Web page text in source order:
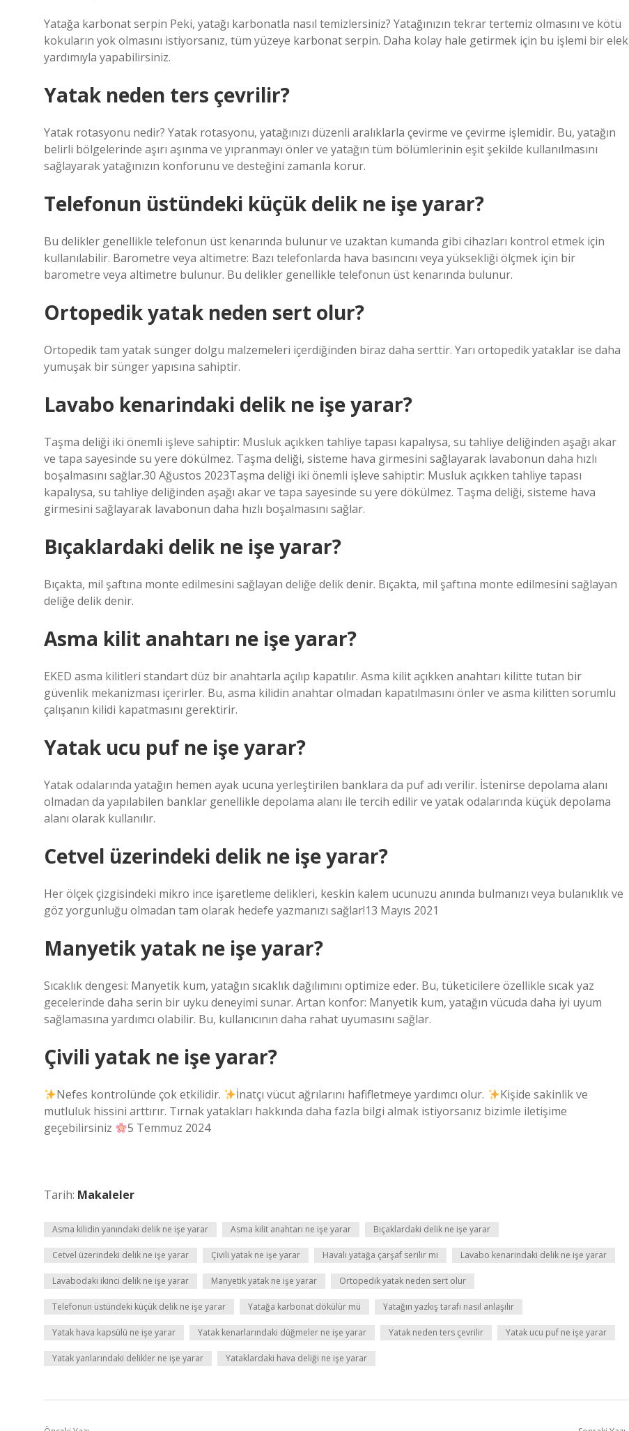
Yatağa karbonat serpin Peki, yatağı karbonatla nasıl temizlersiniz? Yatağınızın tekrar tertemiz olmasını ve kötü
kokuların yok olmasını istiyorsanız, tüm yüzeye karbonat serpin. Daha kolay hale getirmek için bu işlemi bir elek
yardımıyla yapabilirsiniz.
Yatak neden ters çevrilir?
Yatak rotasyonu nedir? Yatak rotasyonu, yatağınızı düzenli aralıklarla çevirme ve çevirme işlemidir. Bu, yatağın
belirli bölgelerinde aşırı aşınma ve yıpranmayı önler ve yatağın tüm bölümlerinin eşit şekilde kullanılmasını
sağlayarak yatağınızın konforunu ve desteğini zamanla korur.
Telefonun üstündeki küçük delik ne işe yarar?
Bu delikler genellikle telefonun üst kenarında bulunur ve uzaktan kumanda gibi cihazları kontrol etmek için
kullanılabilir. Barometre veya altimetre: Bazı telefonlarda hava basıncını veya yüksekliği ölçmek için bir
barometre veya altimetre bulunur. Bu delikler genellikle telefonun üst kenarında bulunur.
Ortopedik yatak neden sert olur?
Ortopedik tam yatak sünger dolgu malzemeleri içerdiğinden biraz daha serttir. Yarı ortopedik yataklar ise daha
yumuşak bir sünger yapısına sahiptir.
Lavabo kenarindaki delik ne işe yarar?
Taşma deliği iki önemli işleve sahiptir: Musluk açıkken tahliye tapası kapalıysa, su tahliye deliğinden aşağı akar
ve tapa sayesinde su yere dökülmez. Taşma deliği, sisteme hava girmesini sağlayarak lavabonun daha hızlı
boşalmasını sağlar.30 Ağustos 2023Taşma deliği iki önemli işleve sahiptir: Musluk açıkken tahliye tapası
kapalıysa, su tahliye deliğinden aşağı akar ve tapa sayesinde su yere dökülmez. Taşma deliği, sisteme hava
girmesini sağlayarak lavabonun daha hızlı boşalmasını sağlar.
Bıçaklardaki delik ne işe yarar?
Bıçakta, mil şaftına monte edilmesini sağlayan deliğe delik denir. Bıçakta, mil şaftına monte edilmesini sağlayan
deliğe delik denir.
Asma kilit anahtarı ne işe yarar?
EKED asma kilitleri standart düz bir anahtarla açılıp kapatılır. Asma kilit açıkken anahtarı kilitte tutan bir
güvenlik mekanizması içerirler. Bu, asma kilidin anahtar olmadan kapatılmasını önler ve asma kilitten sorumlu
çalışanın kilidi kapatmasını gerektirir.
Yatak ucu puf ne işe yarar?
Yatak odalarında yatağın hemen ayak ucuna yerleştirilen banklara da puf adı verilir. İstenirse depolama alanı
olmadan da yapılabilen banklar genellikle depolama alanı ile tercih edilir ve yatak odalarında küçük depolama
alanı olarak kullanılır.
Cetvel üzerindeki delik ne işe yarar?
Her ölçek çizgisindeki mikro ince işaretleme delikleri, keskin kalem ucunuzu anında bulmanızı veya bulanıklık ve
göz yorgunluğu olmadan tam olarak hedefe yazmanızı sağlar!13 Mayıs 2021
Manyetik yatak ne işe yarar?
Sıcaklık dengesi: Manyetik kum, yatağın sıcaklık dağılımını optimize eder. Bu, tüketicilere özellikle sıcak yaz
gecelerinde daha serin bir uyku deneyimi sunar. Artan konfor: Manyetik kum, yatağın vücuda daha iyi uyum
sağlamasına yardımcı olabilir. Bu, kullanıcının daha rahat uyumasını sağlar.
Çivili yatak ne işe yarar?
Nefes kontrolünde çok etkilidir. İnatçı vücut ağrılarını hafifletmeye yardımcı olur.
Kişide sakinlik ve
mutluluk hissini arttırır. Tırnak yatakları hakkında daha fazla bilgi almak istiyorsanız bizimle iletişime
geçebilirsiniz
5 Temmuz 2024
Tarih: Makaleler
Asma kilidin yanındaki delik ne işe yarar Asma kilit anahtarı ne işe yarar Bıçaklardaki delik ne işe yarar
Cetvel üzerindeki delik ne işe yarar Çivili yatak ne işe yarar Havalı yatağa çarşaf serilir mi Lavabo kenarindaki delik ne işe yarar
Lavabodaki ikinci delik ne işe yarar Manyetik yatak ne işe yarar Ortopedik yatak neden sert olur
Telefonun üstündeki küçük delik ne işe yarar Yatağa karbonat dökülür mü Yatağın yazkış tarafı nasıl anlaşılır
Yatak hava kapsülü ne işe yarar Yatak kenarlarındaki düğmeler ne işe yarar Yatak neden ters çevrilir Yatak ucu puf ne işe yarar
Yatak yanlarındaki delikler ne işe yarar Yataklardaki hava deliği ne işe yarar